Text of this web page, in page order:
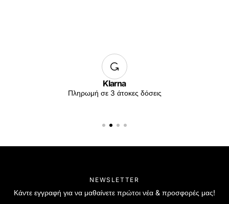
Klarna
Πληρωμή σε 3 άτοκες δόσεις
NEWSLETTER
Κάντε εγγραφή για να μαθαίνετε πρώτοι νέα & προσφορές μας!